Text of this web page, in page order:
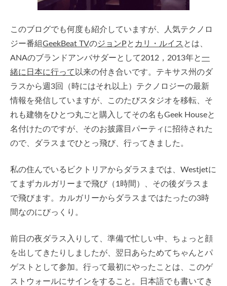
このブログでも何度も紹介していますが、人気テクノロ
ジー番組GeekBeat TVのジョンPと カリ・ルイス とは、
ANAのブランドアンバサダーとして2012，2013年と一
緒に日本に行って 以来の付き合いです。テキサス州のダ
ラスから週3回（時にはそれ以上）テクノロジーの最新
情報を発信していますが、このたびスタジオを移転、そ
れも建物をひとつ丸ごと購入してその名もGeek Houseと
名付けたのですが、そのお披露目パーティに招待された
ので、ダラスまでひとっ飛び、行ってきました。
私の住んでいるビクトリアからダラスまでは、Westjetに
てまずカルガリーまで飛び（1時間）、その後ダラスま
で飛びます。カルガリーからダラスまではたったの3時
間なのにびっくり。
前日の夜ダラス入りして、準備で忙しい中、ちょっと顔
を出してきたりしましたが、翌日あらためてちゃんとパ
ゲストとして参加。行って最初にやったことは、このゲ
ストウォールにサインをすること。日本語でも書いてき